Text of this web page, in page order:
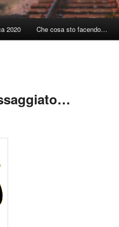
2020 Che cosa sto facendo…